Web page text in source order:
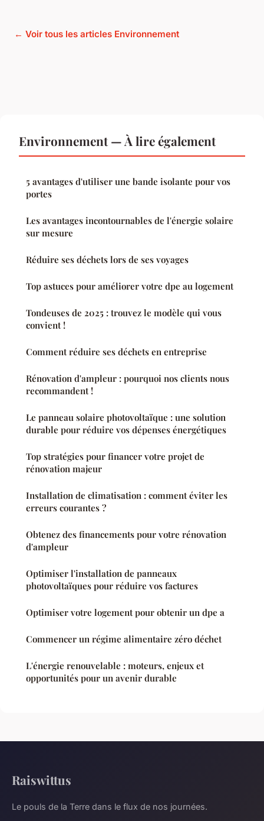
← Voir tous les articles Environnement
Environnement — À lire également
5 avantages d'utiliser une bande isolante pour vos
portes
Les avantages incontournables de l'énergie solaire
sur mesure
Réduire ses déchets lors de ses voyages
Top astuces pour améliorer votre dpe au logement
Tondeuses de 2025 : trouvez le modèle qui vous
convient !
Comment réduire ses déchets en entreprise
Rénovation d'ampleur : pourquoi nos clients nous
recommandent !
Le panneau solaire photovoltaïque : une solution
durable pour réduire vos dépenses énergétiques
Top stratégies pour financer votre projet de
rénovation majeur
Installation de climatisation : comment éviter les
erreurs courantes ?
Obtenez des financements pour votre rénovation
d'ampleur
Optimiser l'installation de panneaux
photovoltaïques pour réduire vos factures
Optimiser votre logement pour obtenir un dpe a
Commencer un régime alimentaire zéro déchet
L'énergie renouvelable : moteurs, enjeux et
opportunités pour un avenir durable
Raiswittus
Le pouls de la Terre dans le flux de nos journées.